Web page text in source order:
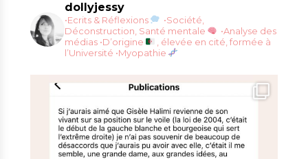
dollyjessy
•Ecrits & Réflexions
•Société,
Déconstruction, Santé mentale
•Analyse des
médias •D’origine
, élevée en cité, formée à
l’Université •Myopathie